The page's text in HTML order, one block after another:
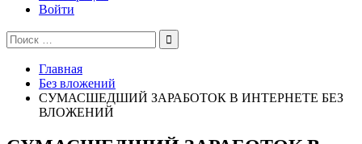
Войти
Поиск
по:
Главная
Без вложений
СУМАСШЕДШИЙ ЗАРАБОТОК В ИНТЕРНЕТЕ БЕЗ
ВЛОЖЕНИЙ